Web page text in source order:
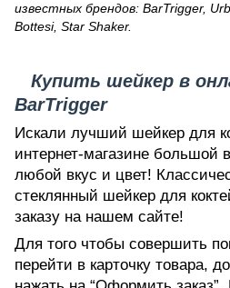
известных брендов: BarTrigger,
Bottesi, Star Shaker.
Купить шейкер в
BarTrigger
Искали лучший шейкер для
интернет-магазине большой
любой вкус и цвет!
стеклянный шейкер для
заказу на нашем сайте!
Для того чтобы совершить
перейти в карточку товара,